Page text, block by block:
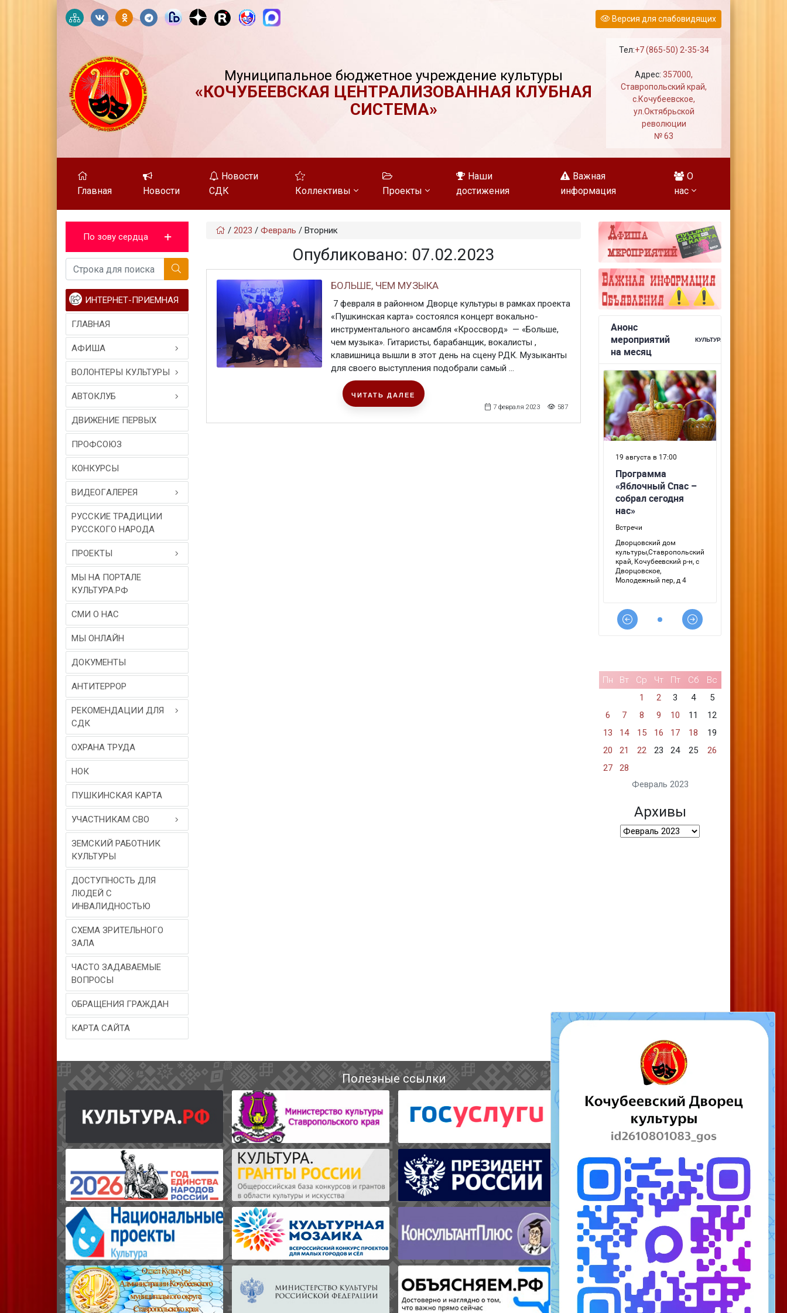
Версия для слабовидящих
Муниципальное бюджетное учреждение культуры
«КОЧУБЕЕВСКАЯ ЦЕНТРАЛИЗОВАННАЯ КЛУБНАЯ
СИСТЕМА»
Тел:+7 (865-50) 2-35-34
Адрес:357000,
Ставропольский край,
с.Кочубеевское,
ул.Октябрьской
революции
№ 63
Главная Новости
Новости
СДК
Коллективы Проекты
Наши
достижения
Важная
информация
О
нас
По зову сердца
ИНТЕРНЕТ-ПРИЕМНАЯ
ГЛАВНАЯ
АФИША
ВОЛОНТЕРЫ КУЛЬТУРЫ
АВТОКЛУБ
ДВИЖЕНИЕ ПЕРВЫХ
ПРОФСОЮЗ
КОНКУРСЫ
ВИДЕОГAЛЕРЕЯ
РУССКИЕ ТРАДИЦИИ
РУССКОГО НАРОДА
ПРОЕКТЫ
МЫ НА ПОРТАЛЕ
КУЛЬТУРА.РФ
СМИ О НАС
МЫ ОНЛАЙН
ДОКУМЕНТЫ
АНТИТЕРРОР
РЕКОМЕНДАЦИИ ДЛЯ
СДК
ОХРАНА ТРУДА
НОК
ПУШКИНСКАЯ КАРТА
УЧАСТНИКАМ СВО
ЗЕМСКИЙ РАБОТНИК
КУЛЬТУРЫ
ДОСТУПНОСТЬ ДЛЯ
ЛЮДЕЙ С
ИНВАЛИДНОСТЬЮ
СХЕМА ЗРИТЕЛЬНОГО
ЗАЛА
ЧАСТО ЗАДАВАЕМЫЕ
ВОПРОСЫ
ОБРАЩЕНИЯ ГРАЖДАН
КАРТА САЙТА
/ 2023 / Февраль / Вторник
Опубликовано: 07.02.2023
БОЛЬШЕ, ЧЕМ МУЗЫКА
7 февраля в районном Дворце культуры в рамках проекта
«Пушкинская карта» состоялся концерт вокально-
инструментального ансамбля «Кроссворд» — «Больше,
чем музыка». Гитаристы, барабанщик, вокалисты ,
клавишница вышли в этот день на сцену РДК. Музыканты
для своего выступления подобрали самый ...
7 февраля 2023 587
ЧИТАТЬ ДАЛЕЕ
Февраль 2023
Пн Вт Ср Чт Пт Сб
Вс
1
2 3 4
5
6
7 8 9 10 11
12
13
14 15 16 17 18
19
20
21 22 23 24 25
26
27
28
Архивы
Архивы
Полезные ссылки